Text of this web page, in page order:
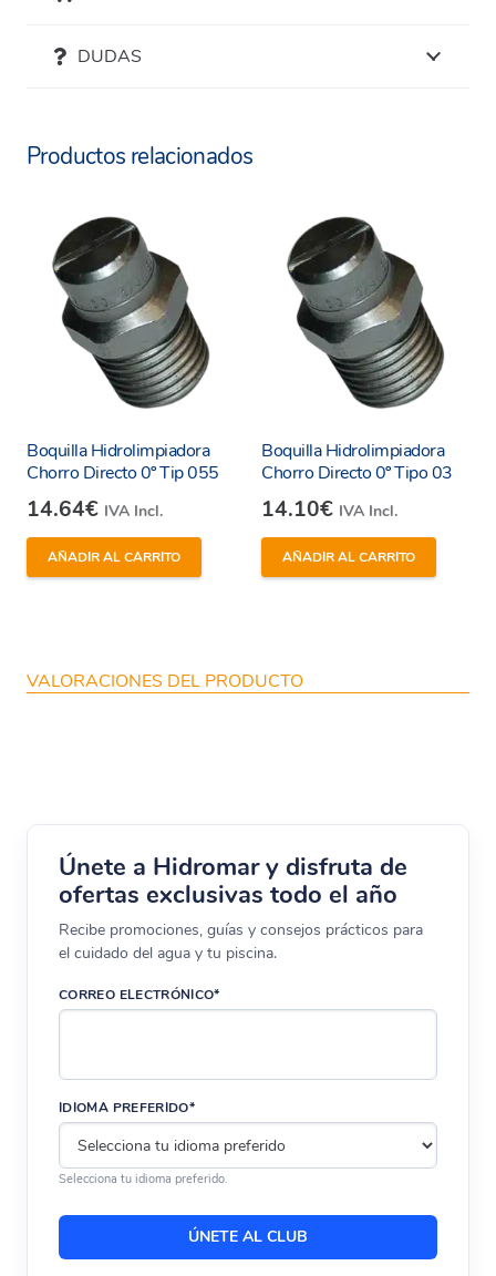
Detalles del producto:
Tipo de boquilla: TIPO 06 (1.5mm)
Angulo: 0º
Material: Inox endurecido
DUDAS
Productos relacionados
Boquilla Hidrolimpiadora
Chorro Directo 0º Tip 055
14.64€ IVA Incl.
AÑADIR AL CARRITO
Boquilla Hidrolimpiadora
Chorro Directo 0º Tipo 03
14.10€ IVA Incl.
AÑADIR AL CARRITO
VALORACIONES DEL PRODUCTO
Únete a Hidromar y disfruta de
ofertas exclusivas todo el año
Recibe promociones, guías y consejos prácticos para
el cuidado del agua y tu piscina.
CORREO ELECTRÓNICO*
IDIOMA PREFERIDO*
Selecciona tu idioma preferido.